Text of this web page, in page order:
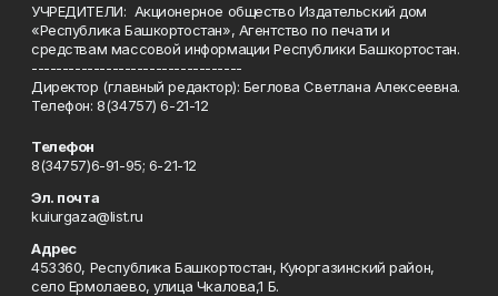
УЧРЕДИТЕЛИ: Акционерное общество Издательский дом
«Республика Башкортостан», Агентство по печати и
средствам массовой информации Республики Башкортостан.
----------------------------------
Директор (главный редактор): Беглова Светлана Алексеевна.
Телефон: 8(34757) 6-21-12
Телефон
8(34757)6-91-95; 6-21-12
Эл. почта
kuiurgaza@list.ru
Адрес
453360, Республика Башкортостан, Куюргазинский район,
село Ермолаево, улица Чкалова,1 Б.